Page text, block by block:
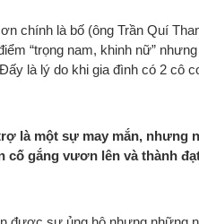
chính là bố (ông Trần Quí
“trọng nam, khinh nữ”
là lý do khi gia đình có 2 cô
là một sự may mắn, nhưng
cố gắng vươn lên và thành